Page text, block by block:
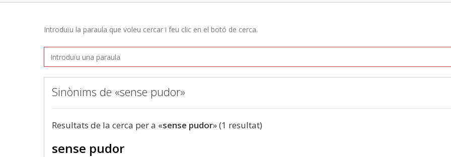
Introduïu la paraula que voleu cercar i feu clic en el botó de cerca.
Sinònims de «sense pudor»
Resultats de la cerca per a «sense pudor» (1 resultat)
sense pudor